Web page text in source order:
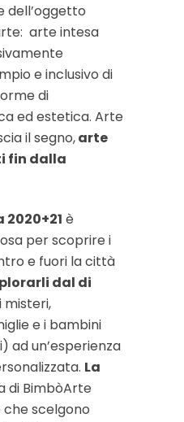
dell’oggetto
arte intesa
e inclusivo di
di
ed estetica. Arte
il segno,arte
fin dalla
è
per scoprire i
e fuori la città
dal di
misteri,
e i bambini
ad un’esperienza
La
di BimbòArte
scelgono